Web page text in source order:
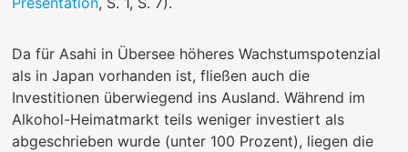
Da für Asahi in Übersee höheres Wachstumspotenzial
als in Japan vorhanden ist, fließen auch die
Investitionen überwiegend ins Ausland. Während im
Alkohol-Heimatmarkt teils weniger investiert als
abgeschrieben wurde (unter 100 Prozent), liegen die